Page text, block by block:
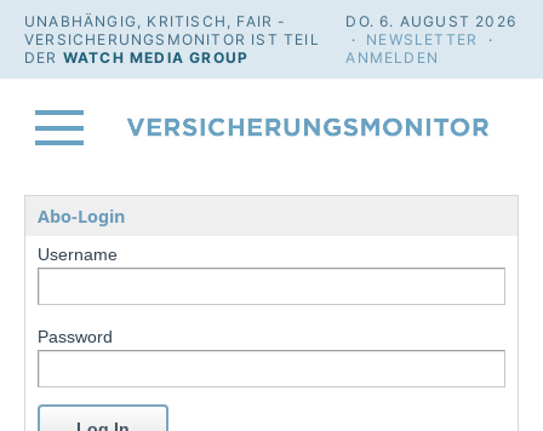
UNABHÄNGIG, KRITISCH, FAIR -
VERSICHERUNGSMONITOR IST TEIL
DER WATCH MEDIA GROUP
DO. 6. AUGUST 2026
· NEWSLETTER
·
ANMELDEN
Abo-Login
Username
Password